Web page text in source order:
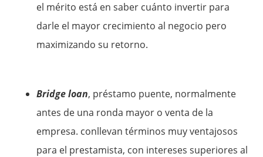
el mérito está en saber cuánto invertir para
darle el mayor crecimiento al negocio pero
maximizando su retorno.
Bridge loan, préstamo puente, normalmente
antes de una ronda mayor o venta de la
empresa. conllevan términos muy ventajosos
para el prestamista, con intereses superiores al